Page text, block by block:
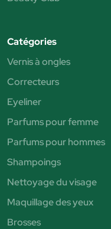
Catégories
Vernis à ongles
Correcteurs
Eyeliner
Parfums pour femme
Parfums pour hommes
Shampoings
Nettoyage du visage
Maquillage des yeux
Brosses